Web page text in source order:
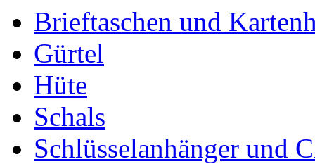
Brieftaschen und
Gürtel
Hüte
Schals
Schlüsselanhänger und